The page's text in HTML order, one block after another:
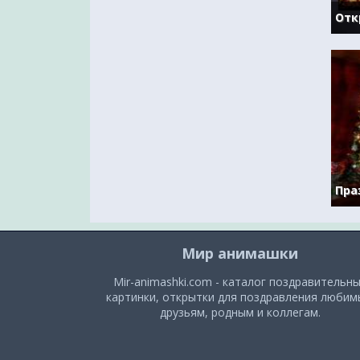
Мир анимашки
Mir-animashki.com - каталог
картинки, открытки для поздравления
друзьям, родным и коллегам.